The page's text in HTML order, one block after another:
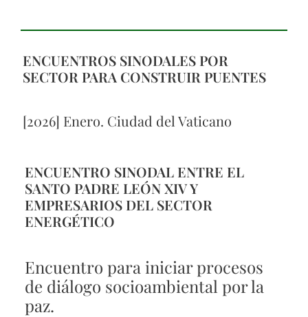
ENCUENTROS SINODALES POR
SECTOR PARA CONSTRUIR PUENTES
[2026] Enero. Ciudad del Vaticano
ENCUENTRO SINODAL ENTRE EL
SANTO PADRE LEÓN XIV Y
EMPRESARIOS DEL SECTOR
ENERGÉTICO
Encuentro para iniciar procesos
de diálogo socioambiental por la
paz.